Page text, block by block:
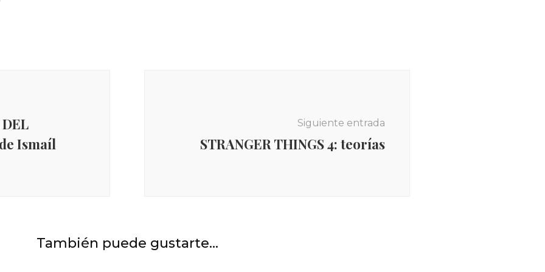
Ismaíl
Siguiente entrada
STRANGER THINGS 4: teorías
También puede gustarte...